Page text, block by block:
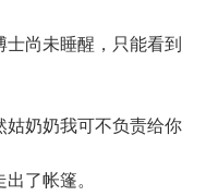
尚未睡醒，只能看到
奶奶我可不负责给你
了帐篷。